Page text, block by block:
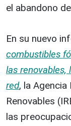
el abandono
En su nuevo
combustibles
las renovables,
red, la Agencia
Renovables
las